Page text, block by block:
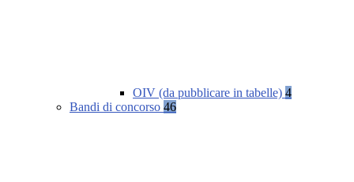
OIV (da pubblicare in tabelle) 4
Bandi di concorso 46